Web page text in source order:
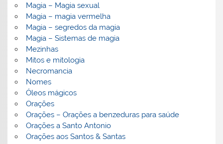
Magia – Magia sexual
Magia – magia vermelha
Magia – segredos da magia
Magia – Sistemas de magia
Mezinhas
Mitos e mitologia
Necromancia
Nomes
Óleos mágicos
Orações
Orações – Orações a benzeduras para saúde
Orações a Santo Antonio
Orações aos Santos & Santas